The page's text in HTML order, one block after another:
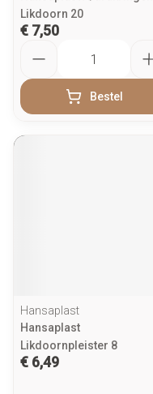
Likdoorn 20
€ 7,50
Bestel
Hansaplast
Hansaplast
Likdoornpleister 8
€ 6,49